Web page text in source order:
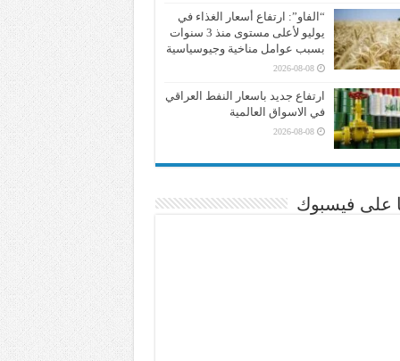
“الفاو”: ارتفاع أسعار الغذاء في
يوليو لأعلى مستوى منذ 3 سنوات
بسبب عوامل مناخية وجيوسياسية
2026-08-08
ارتفاع جديد باسعار النفط العراقي
في الاسواق العالمية
2026-08-08
على فيسبوك